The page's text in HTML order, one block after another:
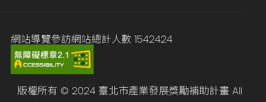
網站導覽參訪網站總計人數 1542424
版權所有 © 2024 臺北市產業發展獎勵補助計畫 All